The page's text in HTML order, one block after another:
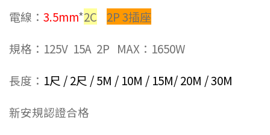
電線： 3.5mm*2C
2P 3插座
規格：125V 15A 2P MAX：1650W
長度： 1尺 / 2尺 / 5M / 10M / 15M/ 20M / 30M
新安規認證合格